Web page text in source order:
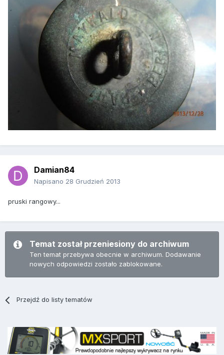
Damian84
Napisano 28 Grudzień 2013
pruski rangowy...
Temat został przeniesiony do archiwum
Ten temat przebywa obecnie w archiwum. Dodawanie
nowych odpowiedzi zostało zablokowane.
Przejdź do listy tematów